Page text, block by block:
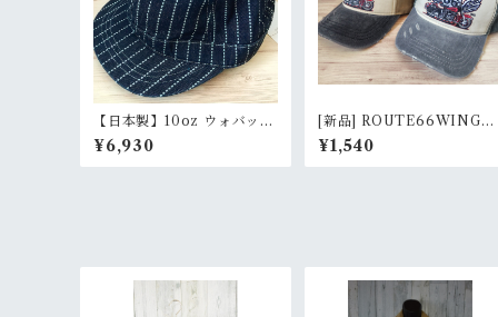
【日本製】10oz ウォバッシ
ュデニム アーミーアンパイ
アキャップ（新品 / Rank
S）
¥6,930
[新品] ROUTE66WINGプ
リントダイドCAP バイカー
キャップ RankS
¥1,540